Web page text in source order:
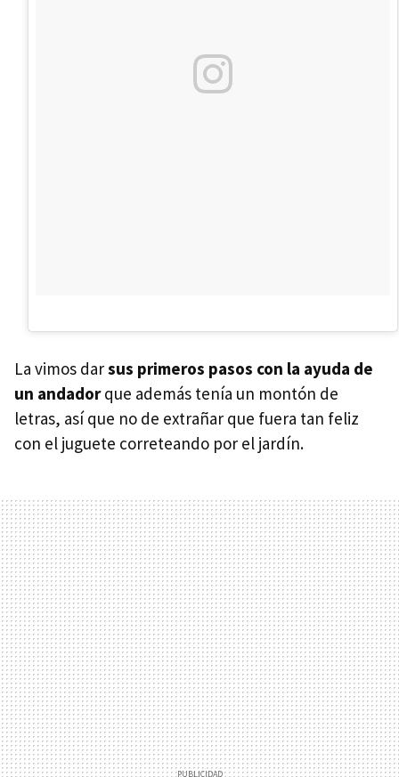
La vimos darsus primeros pasos con la ayuda de
un andadorque además tenía un montón de
letras, así que no de extrañar que fuera tan feliz
con el juguete correteando por el jardín.